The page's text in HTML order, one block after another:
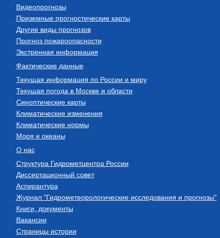
Видеопрогнозы
Приземные прогностические карты
Другие виды прогнозов
Прогноз пожароопасности
Экстренная информация
Фактические данные
Текущая информация по России и миру
Текущая погода в Москве и области
Синоптические карты
Климатические изменения
Климатические нормы
Моря и океаны
О нас
Структура Гидрометцентра России
Диссертационный совет
Аспирантура
Журнал "Гидрометеорологические исследования и прогнозы"
Книги, документы
Вакансии
Страницы истории